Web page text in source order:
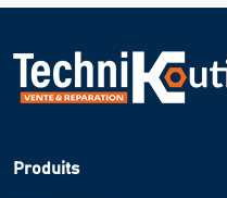
Produits